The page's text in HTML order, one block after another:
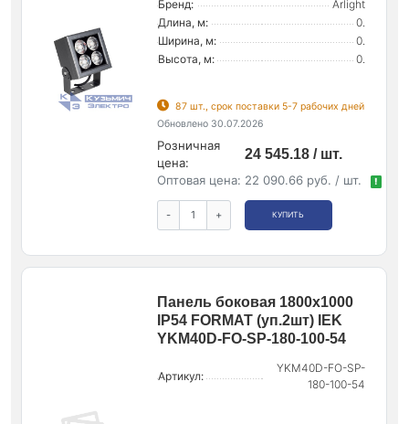
Бренд:
Arlight
Длина, м:
0.
Ширина, м:
0.
Высота, м:
0.
87 шт., срок поставки 5-7 рабочих дней
Обновлено 30.07.2026
Розничная
цена:
24 545.18 / шт.
Оптовая цена: 22 090.66 руб. / шт. !
- + КУПИТЬ
Панель боковая 1800х1000
IP54 FORMAT (уп.2шт) IEK
YKM40D-FO-SP-180-100-54
Артикул:
YKM40D-FO-SP-
180-100-54